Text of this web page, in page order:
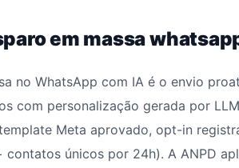
em massa
no WhatsApp com IA é o envio
com personalização gerada por
Meta aprovado, opt-in
contatos únicos por 24h). A ANPD